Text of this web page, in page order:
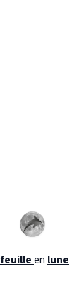
feuilleen lune